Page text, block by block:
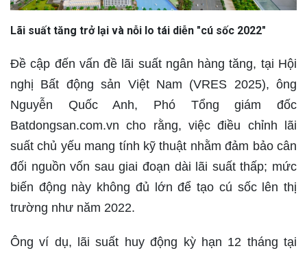
Lãi suất tăng trở lại và nỗi lo tái diễn "cú sốc 2022"
Đề cập đến vấn đề lãi suất ngân hàng tăng, tại Hội
nghị Bất động sản Việt Nam (VRES 2025), ông
Nguyễn Quốc Anh, Phó Tổng giám đốc
Batdongsan.com.vn cho rằng, việc điều chỉnh lãi
suất chủ yếu mang tính kỹ thuật nhằm đảm bảo cân
đối nguồn vốn sau giai đoạn dài lãi suất thấp; mức
biến động này không đủ lớn để tạo cú sốc lên thị
trường như năm 2022.
Ông ví dụ, lãi suất huy động kỳ hạn 12 tháng tại